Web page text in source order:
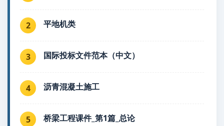
2 平地机类
3 国际投标文件范本（中文）
4 沥青混凝土施工
5 桥梁工程课件_第1篇_总论